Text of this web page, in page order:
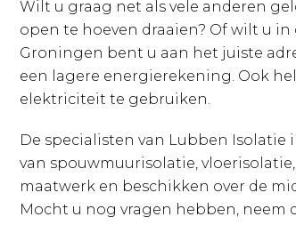
Wilt u graag net als vele anderen
open te hoeven draaien? Of wilt u
Groningen bent u aan het juiste
een lagere energierekening. Ook
elektriciteit te gebruiken.
De specialisten van Lubben
van spouwmuurisolatie,
maatwerk en beschikken over de
Mocht u nog vragen hebben, neem